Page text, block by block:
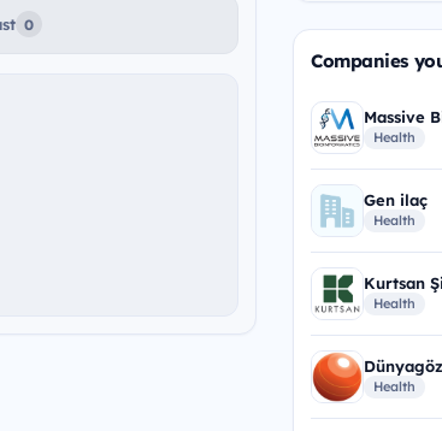
0
Companies
Massive
Health
Gen ilaç
Health
Kurtsan
Health
Health